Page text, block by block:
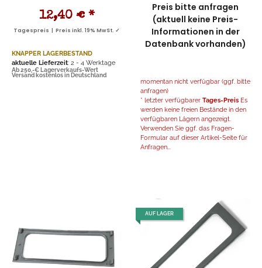
12,40 € *
Tagespreis | Preis inkl. 19% MwSt. ✓
KNAPPER LAGERBESTAND
aktuelle Lieferzeit: 2 - 4 Werktage
Ab 250,-€ Lagerverkaufs-Wert
Versand kostenlos in Deutschland
Preis bitte anfragen
(aktuell keine Preis-
Informationen in der
Datenbank vorhanden)
momentan nicht verfügbar (ggf. bitte
anfragen)
* letzter verfügbarer Tages-Preis Es
werden keine freien Bestände in den
verfügbaren Lägern angezeigt.
Verwenden Sie ggf. das Fragen-
Formular auf dieser Artikel-Seite für
Anfragen...
AUF LAGER